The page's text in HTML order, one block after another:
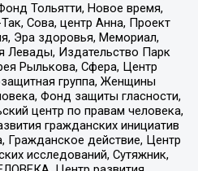
Тольятти, Новое время,
Сова, центр Анна, Проект
Эра здоровья, Мемориал,
Левады, Издательство Парк
Рылькова, Сфера, Центр
группа, Женщины
Фонд защиты гласности,
центр по правам человека,
гражданских инициатив
Гражданское действие, Центр
исследований, Сутяжник,